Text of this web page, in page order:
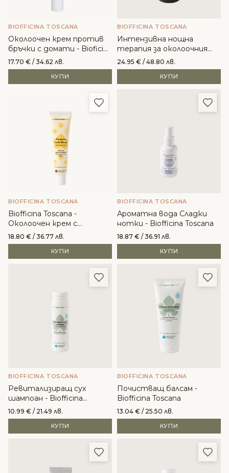
BIOFFICINA TOSCANA
Околоочен крем против
бръчки с домати - Bioficina
Toscana
17.70 € / 34.62 лв.
КУПИ
BIOFFICINA TOSCANA
Интензивна нощна
терапия за околоочния
контур - Biofficina Toscana
24.95 € / 48.80 лв.
КУПИ
Добави в любими
BIOFFICINA TOSCANA
Biofficina Toscana -
Околоочен крем с
повдигащ ефект
18.80 € / 36.77 лв.
КУПИ
BIOFFICINA TOSCANA
Ароматна вода Сладки
нотки - Biofficina Toscana
18.87 € / 36.91 лв.
КУПИ
Добави в любими
BIOFFICINA TOSCANA
Ревитализиращ сух
шампоан - Biofficina
Toscana
10.99 € / 21.49 лв.
КУПИ
BIOFFICINA TOSCANA
Почистващ балсам -
Biofficina Toscana
13.04 € / 25.50 лв.
КУПИ
Добави в любими